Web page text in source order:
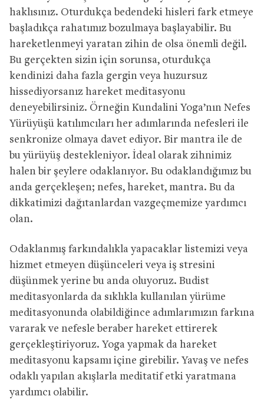
haklısınız. Oturdukça bedendeki hisleri fark etmeye
başladıkça rahatımız bozulmaya başlayabilir. Bu
hareketlenmeyi yaratan zihin de olsa önemli değil.
Bu gerçekten sizin için sorunsa, oturdukça
kendinizi daha fazla gergin veya huzursuz
hissediyorsanız hareket meditasyonu
deneyebilirsiniz. Örneğin Kundalini Yoga’nın Nefes
Yürüyüşü katılımcıları her adımlarında nefesleri ile
senkronize olmaya davet ediyor. Bir mantra ile de
bu yürüyüş destekleniyor. İdeal olarak zihnimiz
halen bir şeylere odaklanıyor. Bu odaklandığımız bu
anda gerçekleşen; nefes, hareket, mantra. Bu da
dikkatimizi dağıtanlardan vazgeçmemize yardımcı
olan.
Odaklanmış farkındalıkla yapacaklar listemizi veya
hizmet etmeyen düşünceleri veya iş stresini
düşünmek yerine bu anda oluyoruz. Budist
meditasyonlarda da sıklıkla kullanılan yürüme
meditasyonunda olabildiğince adımlarımızın farkına
vararak ve nefesle beraber hareket ettirerek
gerçekleştiriyoruz. Yoga yapmak da hareket
meditasyonu kapsamı içine girebilir. Yavaş ve nefes
odaklı yapılan akışlarla meditatif etki yaratmana
yardımcı olabilir.